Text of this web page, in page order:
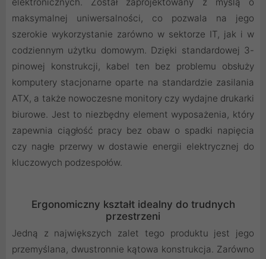
elektronicznych. Został zaprojektowany z myślą o
maksymalnej uniwersalności, co pozwala na jego
szerokie wykorzystanie zarówno w sektorze IT, jak i w
codziennym użytku domowym. Dzięki standardowej 3-
pinowej konstrukcji, kabel ten bez problemu obsłuży
komputery stacjonarne oparte na standardzie zasilania
ATX, a także nowoczesne monitory czy wydajne drukarki
biurowe. Jest to niezbędny element wyposażenia, który
zapewnia ciągłość pracy bez obaw o spadki napięcia
czy nagłe przerwy w dostawie energii elektrycznej do
kluczowych podzespołów.
Ergonomiczny kształt idealny do trudnych
przestrzeni
Jedną z największych zalet tego produktu jest jego
przemyślana, dwustronnie kątowa konstrukcja. Zarówno